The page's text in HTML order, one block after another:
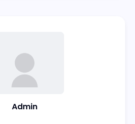
Admin